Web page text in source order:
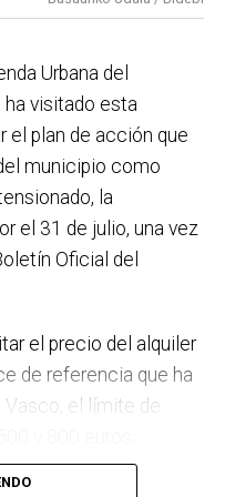
y la instalación de
de Basauri un
para el futuro.
en acciones de
el diseño de
con un Plan de
Temperaturas,
sufrido.
que se construirá en
y que es una apuesta
más de apoyo
igualdad, con una
Urbana del
ha visitado esta
el plan de acción que
municipio como
la
el 31 de julio, una vez
Oficial del
el precio del alquiler
de referencia que ha
el límite de
características de la